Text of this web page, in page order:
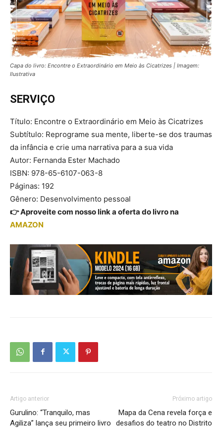
Capa do livro: Encontre o Extraordinário em Meio às Cicatrizes | Imagem:
Ilustrativa
SERVIÇO
Título: Encontre o Extraordinário em Meio às Cicatrizes
Subtítulo: Reprograme sua mente, liberte-se dos traumas
da infância e crie uma narrativa para a sua vida
Autor: Fernanda Ester Machado
ISBN: 978-65-6107-063-8
Páginas: 192
Gênero: Desenvolvimento pessoal
👉 Aproveite com nosso link a oferta do livro na
AMAZON
Artigo anterior
Gurulino: “Tranquilo, mas
Agiliza” lança seu primeiro livro
Próximo artigo
Mapa da Cena revela força e
desafios do teatro no Distrito